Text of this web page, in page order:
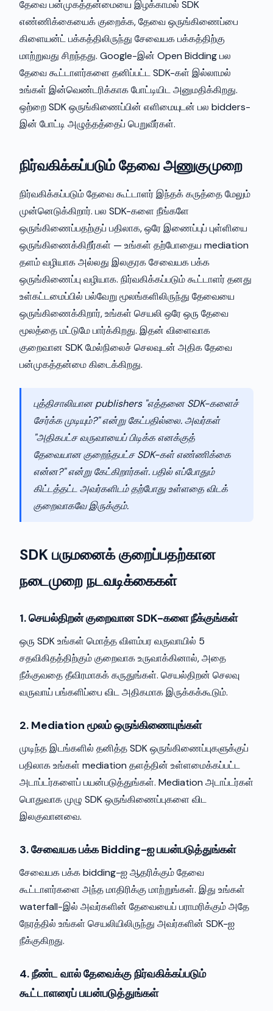
தேவை பன்முகத்தன்மையை இழக்காமல் SDK
எண்ணிக்கையைக் குறைக்க, தேவை ஒருங்கிணைப்பை
கிளையன்ட் பக்கத்திலிருந்து சேவையக பக்கத்திற்கு
மாற்றுவது சிறந்தது. Google-இன் Open Bidding பல
தேவை கூட்டாளர்களை தனிப்பட்ட SDK-கள் இல்லாமல்
உங்கள் இன்வெண்டரிக்காக போட்டியிட அனுமதிக்கிறது.
ஒற்றை SDK ஒருங்கிணைப்பின் எளிமையுடன் பல bidders-
இன் போட்டி அழுத்தத்தைப் பெறுவீர்கள்.
நிர்வகிக்கப்படும் தேவை அணுகுமுறை
நிர்வகிக்கப்படும் தேவை கூட்டாளர் இந்தக் கருத்தை மேலும்
முன்னெடுக்கிறார். பல SDK-களை நீங்களே
ஒருங்கிணைப்பதற்குப் பதிலாக, ஒரே இணைப்புப் புள்ளியை
ஒருங்கிணைக்கிறீர்கள் — உங்கள் தற்போதைய mediation
தளம் வழியாக அல்லது இலகுரக சேவையக பக்க
ஒருங்கிணைப்பு வழியாக. நிர்வகிக்கப்படும் கூட்டாளர் தனது
உள்கட்டமைப்பில் பல்வேறு மூலங்களிலிருந்து தேவையை
ஒருங்கிணைக்கிறார், உங்கள் செயலி ஒரே ஒரு தேவை
மூலத்தை மட்டுமே பார்க்கிறது. இதன் விளைவாக
குறைவான SDK மேல்நிலைச் செலவுடன் அதிக தேவை
பன்முகத்தன்மை கிடைக்கிறது.
புத்திசாலியான publishers "எத்தனை SDK-களைச்
சேர்க்க முடியும்?" என்று கேட்பதில்லை. அவர்கள்
"அதிகபட்ச வருவாயைப் பிடிக்க எனக்குத்
தேவையான குறைந்தபட்ச SDK-கள் எண்ணிக்கை
என்ன?" என்று கேட்கிறார்கள். பதில் எப்போதும்
கிட்டத்தட்ட அவர்களிடம் தற்போது உள்ளதை விடக்
குறைவாகவே இருக்கும்.
SDK பருமனைக் குறைப்பதற்கான
நடைமுறை நடவடிக்கைகள்
1. செயல்திறன் குறைவான SDK-களை நீக்குங்கள்
ஒரு SDK உங்கள் மொத்த விளம்பர வருவாயில் 5
சதவிகிதத்திற்கும் குறைவாக உருவாக்கினால், அதை
நீக்குவதை தீவிரமாகக் கருதுங்கள். செயல்திறன் செலவு
வருவாய் பங்களிப்பை விட அதிகமாக இருக்கக்கூடும்.
2. Mediation மூலம் ஒருங்கிணையுங்கள்
முடிந்த இடங்களில் தனித்த SDK ஒருங்கிணைப்புகளுக்குப்
பதிலாக உங்கள் mediation தளத்தின் உள்ளமைக்கப்பட்ட
அடாப்டர்களைப் பயன்படுத்துங்கள். Mediation அடாப்டர்கள்
பொதுவாக முழு SDK ஒருங்கிணைப்புகளை விட
இலகுவானவை.
3. சேவையக பக்க Bidding-ஐ பயன்படுத்துங்கள்
சேவையக பக்க bidding-ஐ ஆதரிக்கும் தேவை
கூட்டாளர்களை அந்த மாதிரிக்கு மாற்றுங்கள். இது உங்கள்
waterfall-இல் அவர்களின் தேவையைப் பராமரிக்கும் அதே
நேரத்தில் உங்கள் செயலியிலிருந்து அவர்களின் SDK-ஐ
நீக்குகிறது.
4. நீண்ட வால் தேவைக்கு நிர்வகிக்கப்படும்
கூட்டாளரைப் பயன்படுத்துங்கள்